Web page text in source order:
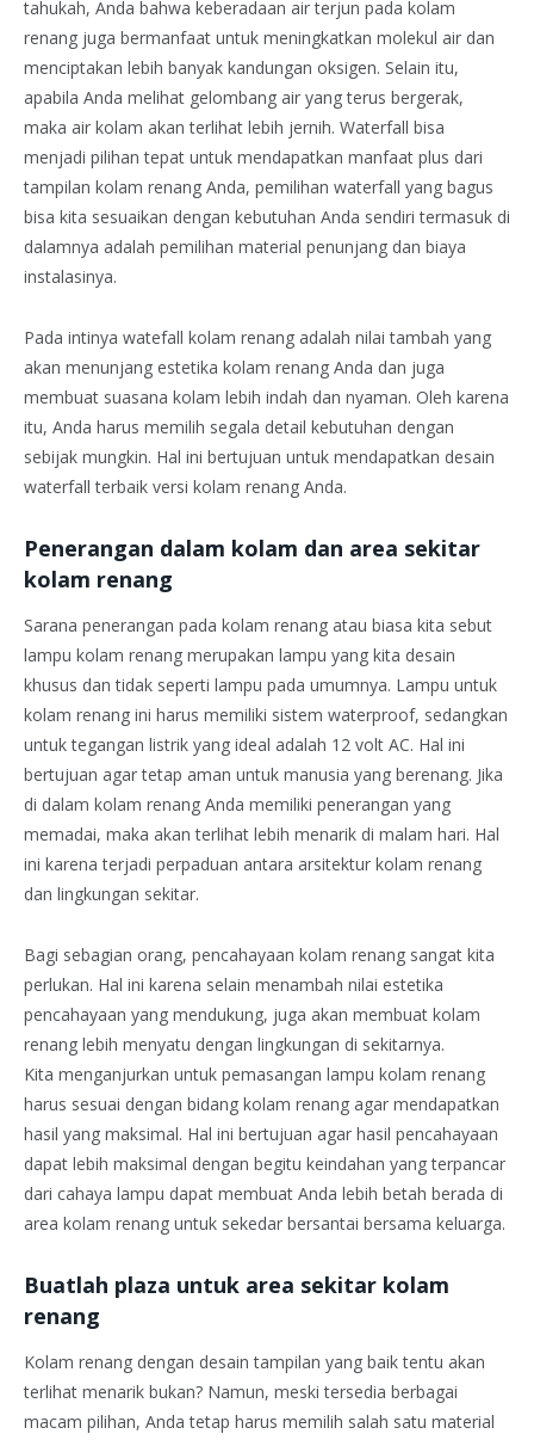
tahukah, Anda bahwa keberadaan air terjun pada kolam
renang juga bermanfaat untuk meningkatkan molekul air dan
menciptakan lebih banyak kandungan oksigen. Selain itu,
apabila Anda melihat gelombang air yang terus bergerak,
maka air kolam akan terlihat lebih jernih. Waterfall bisa
menjadi pilihan tepat untuk mendapatkan manfaat plus dari
tampilan kolam renang Anda, pemilihan waterfall yang bagus
bisa kita sesuaikan dengan kebutuhan Anda sendiri termasuk di
dalamnya adalah pemilihan material penunjang dan biaya
instalasinya.
Pada intinya watefall kolam renang adalah nilai tambah yang
akan menunjang estetika kolam renang Anda dan juga
membuat suasana kolam lebih indah dan nyaman. Oleh karena
itu, Anda harus memilih segala detail kebutuhan dengan
sebijak mungkin. Hal ini bertujuan untuk mendapatkan desain
waterfall terbaik versi kolam renang Anda.
Penerangan dalam kolam dan area sekitar
kolam renang
Sarana penerangan pada kolam renang atau biasa kita sebut
lampu kolam renang merupakan lampu yang kita desain
khusus dan tidak seperti lampu pada umumnya. Lampu untuk
kolam renang ini harus memiliki sistem waterproof, sedangkan
untuk tegangan listrik yang ideal adalah 12 volt AC. Hal ini
bertujuan agar tetap aman untuk manusia yang berenang. Jika
di dalam kolam renang Anda memiliki penerangan yang
memadai, maka akan terlihat lebih menarik di malam hari. Hal
ini karena terjadi perpaduan antara arsitektur kolam renang
dan lingkungan sekitar.
Bagi sebagian orang, pencahayaan kolam renang sangat kita
perlukan. Hal ini karena selain menambah nilai estetika
pencahayaan yang mendukung, juga akan membuat kolam
renang lebih menyatu dengan lingkungan di sekitarnya.
Kita menganjurkan untuk pemasangan lampu kolam renang
harus sesuai dengan bidang kolam renang agar mendapatkan
hasil yang maksimal. Hal ini bertujuan agar hasil pencahayaan
dapat lebih maksimal dengan begitu keindahan yang terpancar
dari cahaya lampu dapat membuat Anda lebih betah berada di
area kolam renang untuk sekedar bersantai bersama keluarga.
Buatlah plaza untuk area sekitar kolam
renang
Kolam renang dengan desain tampilan yang baik tentu akan
terlihat menarik bukan? Namun, meski tersedia berbagai
macam pilihan, Anda tetap harus memilih salah satu material